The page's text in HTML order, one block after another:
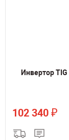
Инвертор
102 340 ₽